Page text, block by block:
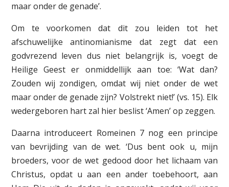
maar onder de genade’.
Om te voorkomen dat dit zou leiden tot het
afschuwelijke antinomianisme dat zegt dat een
godvrezend leven dus niet belangrijk is, voegt de
Heilige Geest er onmiddellijk aan toe: ‘Wat dan?
Zouden wij zondigen, omdat wij niet onder de wet
maar onder de genade zijn? Volstrekt niet!’ (vs. 15). Elk
wedergeboren hart zal hier beslist ‘Amen’ op zeggen.
Daarna introduceert Romeinen 7 nog een principe
van bevrijding van de wet. ‘Dus bent ook u, mijn
broeders, voor de wet gedood door het lichaam van
Christus, opdat u aan een ander toebehoort, aan